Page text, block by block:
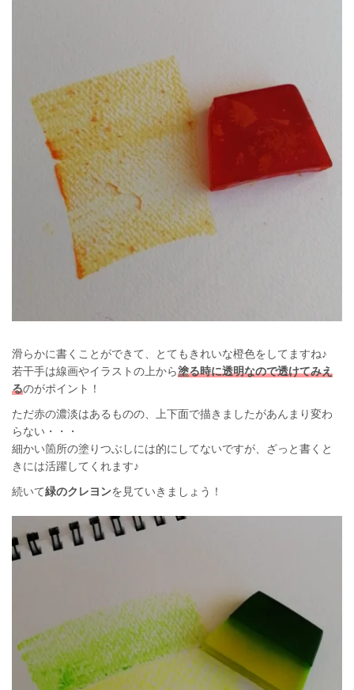
滑らかに書くことができて、とてもきれいな橙色をしてますね♪
若干手は線画やイラストの上から塗る時に透明なので透けてみえ
るのがポイント！
ただ赤の濃淡はあるものの、上下面で描きましたがあんまり変わ
らない・・・
細かい箇所の塗りつぶしには的にしてないですが、ざっと書くと
きには活躍してくれます♪
続いて緑のクレヨンを見ていきましょう！